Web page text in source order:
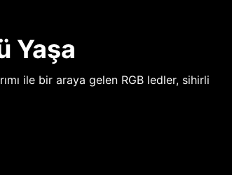
Yaşa
ile bir araya gelen RGB ledler, sihirli